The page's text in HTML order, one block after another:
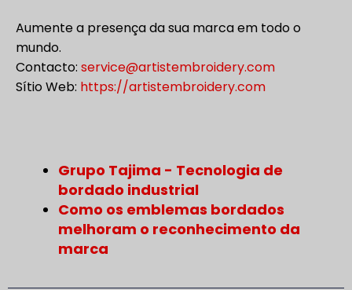
Aumente a presença da sua marca em todo o
mundo.
Contacto: service@artistembroidery.com
Sítio Web: https://artistembroidery.com
Grupo Tajima - Tecnologia de
bordado industrial
Como os emblemas bordados
melhoram o reconhecimento da
marca